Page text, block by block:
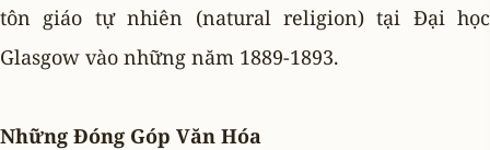
tôn giáo tự nhiên (natural religion) tại Ðại học
Glasgow vào những năm 1889-1893.
Những Ðóng Góp Văn Hóa